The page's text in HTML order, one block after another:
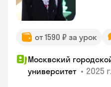
от 1590 ₽ за урок
Москвский
университет • 2025 г.